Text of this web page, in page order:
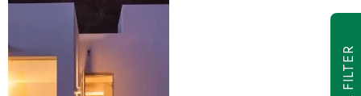
FILTER